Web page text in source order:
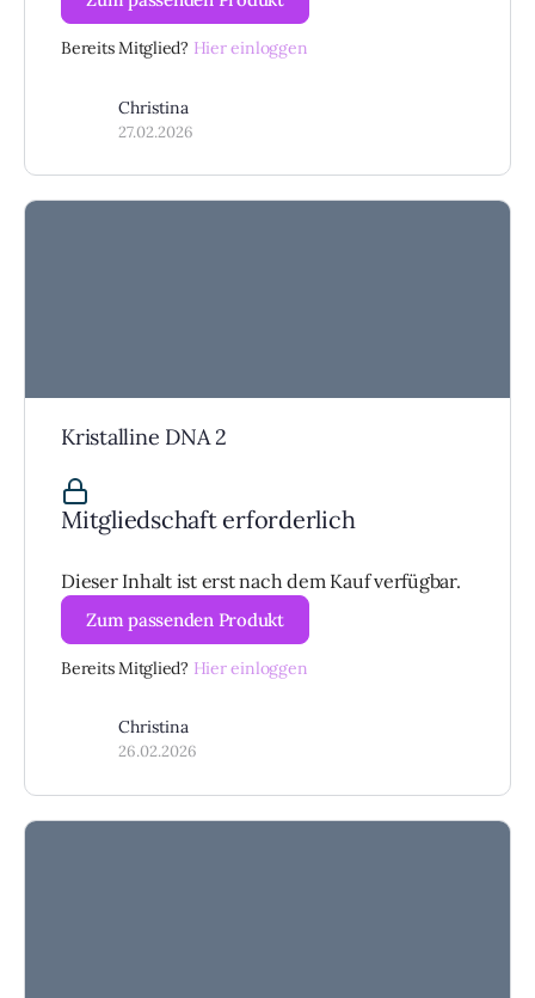
Bereits Mitglied? Hier einloggen
Christina
27.02.2026
Kristalline DNA 2
Mitgliedschaft erforderlich
Dieser Inhalt ist erst nach dem Kauf verfügbar.
Zum passenden Produkt
Bereits Mitglied? Hier einloggen
Christina
26.02.2026